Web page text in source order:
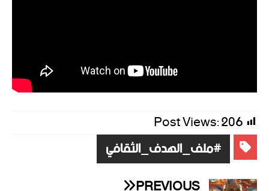
Post Views:206
#ملف_الهدف_الثقافي